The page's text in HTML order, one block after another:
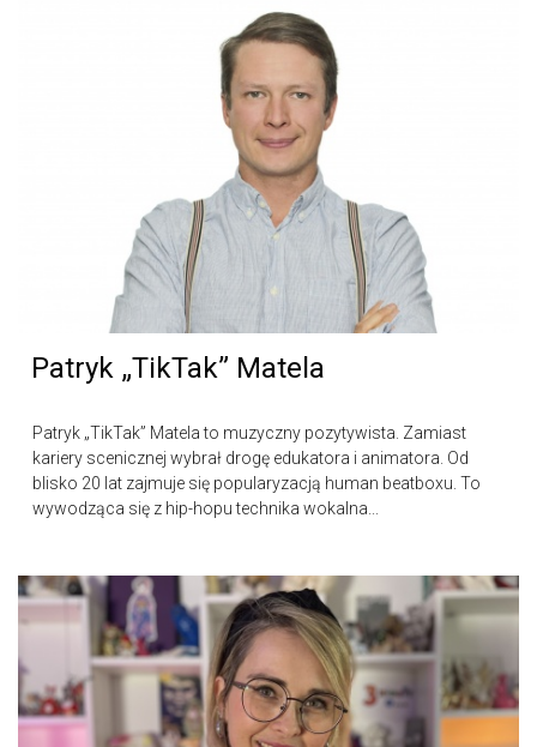
Patryk „TikTak” Matela
Patryk „TikTak” Matela to muzyczny pozytywista. Zamiast
kariery scenicznej wybrał drogę edukatora i animatora. Od
blisko 20 lat zajmuje się popularyzacją human beatboxu. To
wywodząca się z hip-hopu technika wokalna...